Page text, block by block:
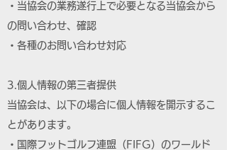
・当協会の業務遂行上で必要となる当協会から
の問い合わせ、確認
・各種のお問い合わせ対応
3.個人情報の第三者提供
当協会は、以下の場合に個人情報を開示するこ
とがあります。
・国際フットゴルフ連盟（FIFG）のワールド